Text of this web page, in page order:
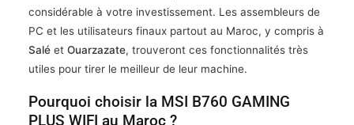
considérable à votre investissement. Les assembleurs de
PC et les utilisateurs finaux partout au Maroc, y compris à
Salé et Ouarzazate, trouveront ces fonctionnalités très
utiles pour tirer le meilleur de leur machine.
Pourquoi choisir la MSI B760 GAMING
PLUS WIFI au Maroc ?